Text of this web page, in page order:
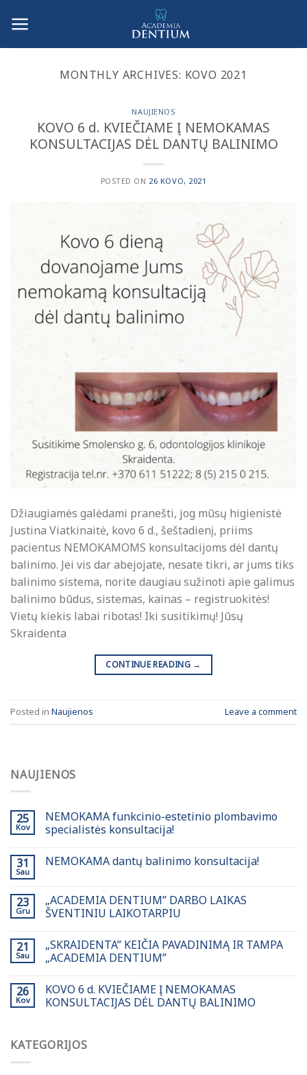
MONTHLY ARCHIVES: KOVO 2021
NAUJIENOS
KOVO 6 d. KVIEČIAME Į NEMOKAMAS
KONSULTACIJAS DĖL DANTŲ BALINIMO
POSTED ON 26 KOVO, 2021
Džiaugiamės galėdami pranešti, jog mūsų higienistė
Justina Viatkinaitė, kovo 6 d., šeštadienį, priims
pacientus NEMOKAMOMS konsultacijoms dėl dantų
balinimo. Jei vis dar abejojate, nesate tikri, ar jums tiks
balinimo sistema, norite daugiau sužinoti apie galimus
balinimo būdus, sistemas, kainas – registruokitės!
Vietų kiekis labai ribotas! Iki susitikimų! Jūsų
Skraidenta
CONTINUE READING →
Posted in Naujienos Leave a comment
NAUJIENOS
25
Kov
NEMOKAMA funkcinio-estetinio plombavimo
specialistės konsultacija!
31
Sau
NEMOKAMA dantų balinimo konsultacija!
23
Gru
„ACADEMIA DENTIUM” DARBO LAIKAS
ŠVENTINIU LAIKOTARPIU
21
Sau
„SKRAIDENTA” KEIČIA PAVADINIMĄ IR TAMPA
„ACADEMIA DENTIUM”
26
Kov
KOVO 6 d. KVIEČIAME Į NEMOKAMAS
KONSULTACIJAS DĖL DANTŲ BALINIMO
KATEGORIJOS